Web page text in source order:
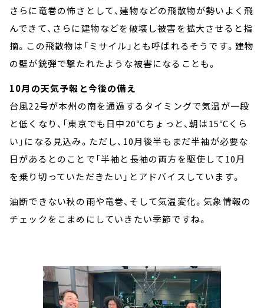
さらに竜巻の怖さとして、建物などの飛散物が勢いよく飛
んできて、さらに建物などを破壊し被害を拡大させると指
摘。この飛散物は「ミサイル」とも呼ばれるそうです。建物
の壁が銃弾で撃たれたような被害になることも。
10月の天気予報と今後の備え
台風22号が本州の南を通過するタイミングで気温が一段
と低くなり、「東京でも日中20℃ちょっと、朝は15℃くら
い」になる見込み。ただし、10月後半もまだ半袖が必要な
日があるとのことで「半袖と長袖の両方を駆使して10月
を乗り切っていただきたい」とアドバイスしています。
油断できない秋の雨や竜巻、そして気温変化。気象情報の
チェックをこまめにしていきたい季節ですね。